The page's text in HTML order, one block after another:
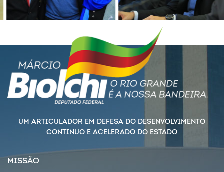
UM ARTICULADOR EM DEFESA DO DESENVOLVIMENTO
CONTINUO E ACELERADO DO ESTADO
MISSÃO